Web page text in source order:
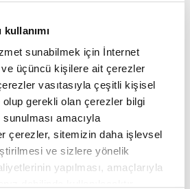
sunabilmek için İnternet
üçüncü kişilere ait çerezler
vasıtasıyla çeşitli kişisel
gerekli olan çerezler bilgi
amacıyla
çerezler, sitemizin daha işlevsel
ve sizlere yönelik
yapılması, amaçlarıyla
daha az yetenekli olduğu
gerçekmiş izlenimi veren bir
başka nitelik taşımaz.
ARASINDA KİTAPTAN FAL BAKMA